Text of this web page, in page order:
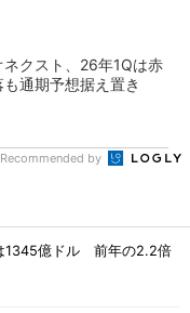
ネクスト、26年1Qは赤
通期予想据え置き
Recommended by
1345億ドル 前年の2.2倍